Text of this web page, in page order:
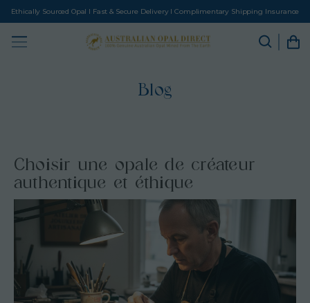
Ethically Sourced Opal I Fast & Secure Delivery I Complimentary Shipping Insurance
Blog
Choisir une opale de créateur
authentique et éthique